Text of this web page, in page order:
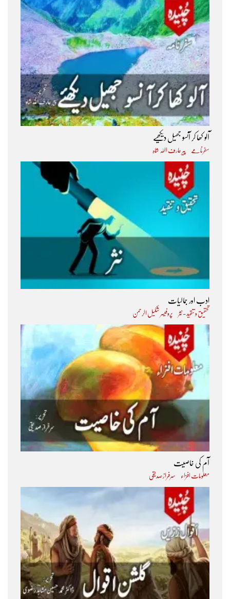
آلو کھا کر آنسو جھیل دیکھیے
سفرنامے پیر عارف اﷲ شاہ
ادب اور جمالیات
تحقیق و تنقید - نثر پروفیسر شکیل الرحمن
آم کی خاصیت
معلومات افزاء سرفراز صدیقی